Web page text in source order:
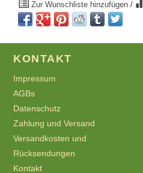
Zur Wunschliste hinzufügen /
KONTAKT
Impressum
AGBs
Datenschutz
Zahlung und Versand
Versandkosten und
Rücksendungen
Kontakt